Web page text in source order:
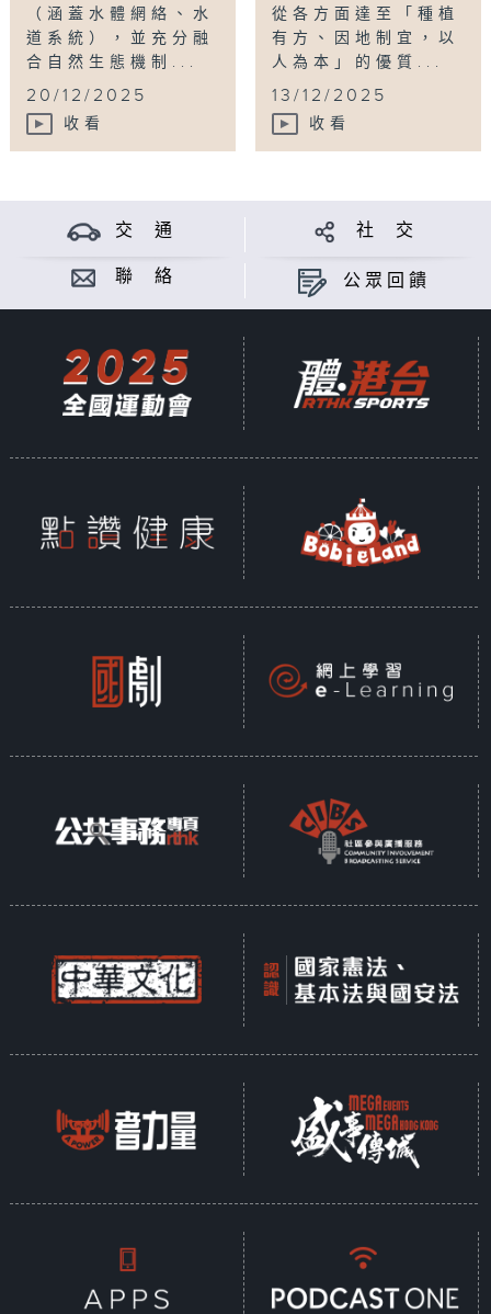
（涵蓋水體網絡、水
道系統），並充分融
合自然生態機制...
20/12/2025
收看
從各方面達至「種植
有方、因地制宜，以
人為本」的優質...
13/12/2025
收看
交 通 社 交
聯 絡 公眾回饋